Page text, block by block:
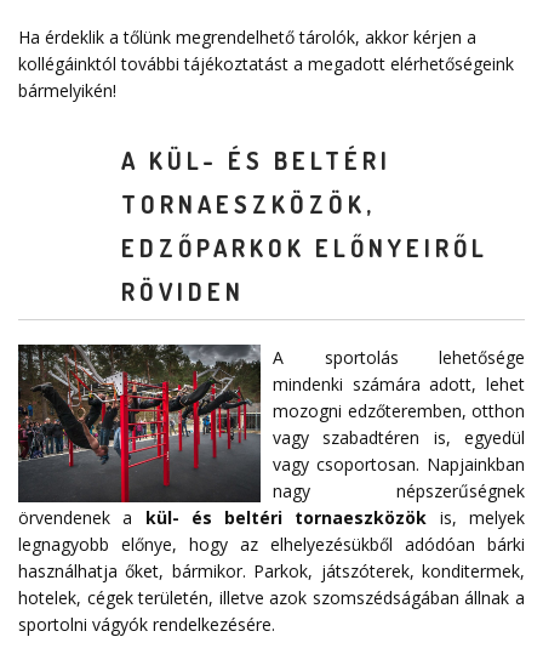
Ha érdeklik a tőlünk megrendelhető tárolók, akkor kérjen a
kollégáinktól további tájékoztatást a megadott elérhetőségeink
bármelyikén!
A KÜL- ÉS BELTÉRI
TORNAESZKÖZÖK,
EDZŐPARKOK ELŐNYEIRŐL
RÖVIDEN
A sportolás lehetősége
mindenki számára adott, lehet
mozogni edzőteremben, otthon
vagy szabadtéren is, egyedül
vagy csoportosan. Napjainkban
nagy népszerűségnek
örvendenek a kül- és beltéri tornaeszközök is, melyek
legnagyobb előnye, hogy az elhelyezésükből adódóan bárki
használhatja őket, bármikor. Parkok, játszóterek, konditermek,
hotelek, cégek területén, illetve azok szomszédságában állnak a
sportolni vágyók rendelkezésére.